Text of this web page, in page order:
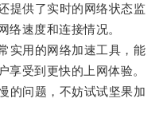
供了实时的网络状态监
络速度和连接情况。
用的网络加速工具，能
享受到更快的上网体验。
问题，不妨试试坚果加